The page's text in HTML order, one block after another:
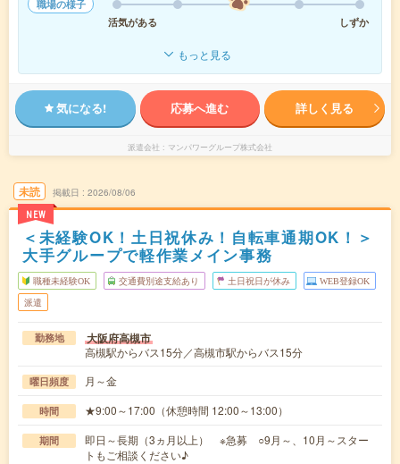
職場の様子
活気がある
しずか
もっと見る
気になる! 応募へ進む 詳しく見る
派遣会社 マンパワーグループ株式会社
未読
NEW
掲載日 2026/08/06
＜未経験OK！土日祝休み！自転車通期OK！＞
大手グループで軽作業メイン事務
職種未経験OK 交通費別途支給あり 土日祝日が休み WEB登録OK
派遣
勤務地 大阪府高槻市
高槻駅からバス15分／高槻市駅からバス15分
曜日頻度 月～金
時間 ★9:00～17:00（休憩時間 12:00～13:00）
期間
即日～長期（3ヵ月以上） ※急募 ○9月～、10月～スター
トもご相談ください♪